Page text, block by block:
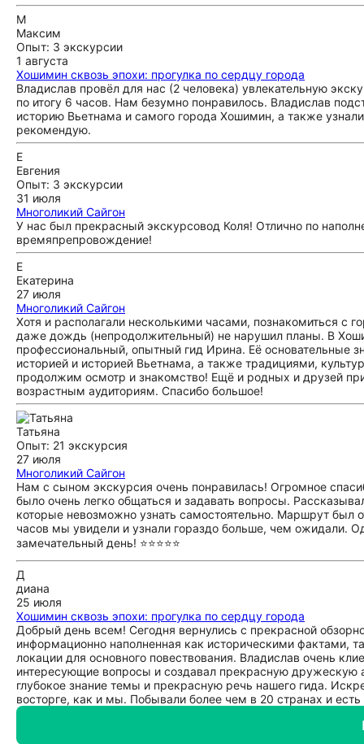
М
Максим
Опыт: 3 экскурсии
1 августа
Хошимин сквозь эпохи: прогулка по сердцу города
Владислав провёл для нас (2 человека) увлекательную
по итогу 6 часов. Нам безумно понравилось. Владислав
историю Вьетнама и самого города Хошимин, а также
рекомендую.
Е
Евгения
Опыт: 3 экскурсии
31 июля
Многоликий Сайгон
У нас был прекрасный экскурсовод Коля! Отлично по
времяпрепровождение!
Е
Екатерина
27 июля
Многоликий Сайгон
Хотя и располагали несколькими часами, познакомиться с
даже дождь (непродолжительный) не нарушил планы. В
профессиональный, опытный гид Ирина. Её основательные
историей и историей Вьетнама, а также традициями,
продолжим осмотр и знакомство! Ещё и родных и друзей
возрастным аудиториям. Спасибо большое!
Татьяна
Опыт: 21 экскурсия
27 июля
Многоликий Сайгон
Нам с сыном экскурсия очень понравилась! Огромное
было очень легко общаться и задавать вопросы.
которые невозможно узнать самостоятельно. Маршрут был
часов мы увидели и узнали гораздо больше, чем ожидали.
замечательный день! ⭐⭐⭐⭐⭐
Д
диана
25 июля
Хошимин сквозь эпохи: прогулка по сердцу города
Добрый день всем! Сегодня вернулись с прекрасной
информационно наполненная как историческими фактами,
локации для основного повествования. Владислав очень
интересующие вопросы и создавал прекрасную
глубокое знание темы и прекрасную речь нашего гида.
восторге, как и мы. Побывали более чем в 20 странах и